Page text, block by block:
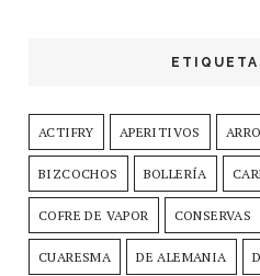
ACTIFRY APERITIVOS
BIZCOCHOS BOLLERÍA
COFRE DE VAPOR CONSERVAS
CUARESMA DE ALEMANIA